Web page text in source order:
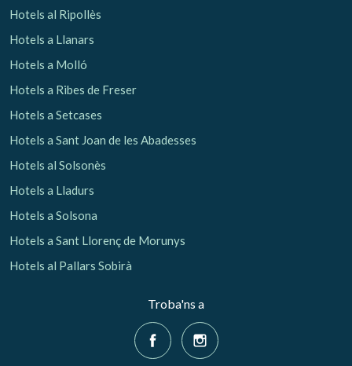
Hotels al Ripollès
Hotels a Llanars
Hotels a Molló
Hotels a Ribes de Freser
Hotels a Setcases
Hotels a Sant Joan de les Abadesses
Hotels al Solsonès
Hotels a Lladurs
Hotels a Solsona
Hotels a Sant Llorenç de Morunys
Hotels al Pallars Sobirà
Troba'ns a